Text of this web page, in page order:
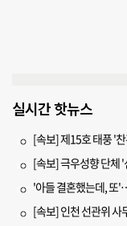
실시간 핫뉴스
[속보] 제15호 태풍 '
[속보] 극우성향 단체
'아들 결혼했는데, 또
[속보] 인천 선관위